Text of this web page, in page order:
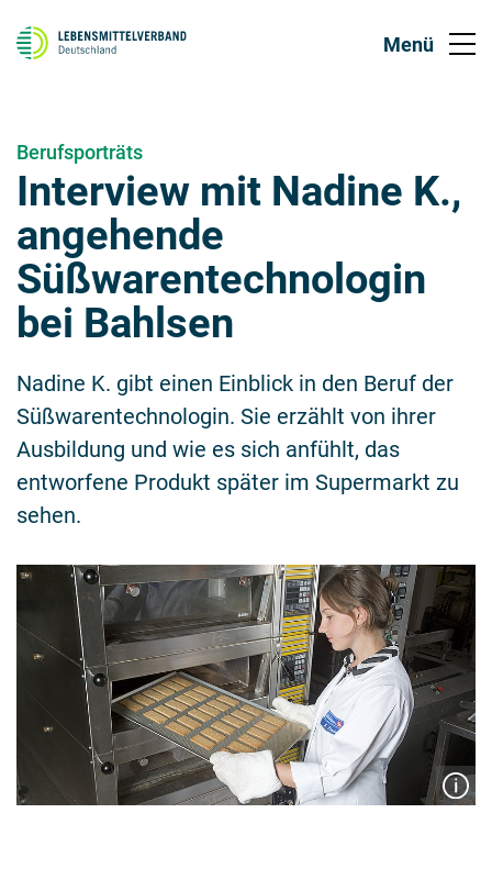
Berufsporträts
Interview mit Nadine K.,
angehende
Süßwarentechnologin
bei Bahlsen
Nadine K. gibt einen Einblick in den Beruf der
Süßwarentechnologin. Sie erzählt von ihrer
Ausbildung und wie es sich anfühlt, das
entworfene Produkt später im Supermarkt zu
sehen.